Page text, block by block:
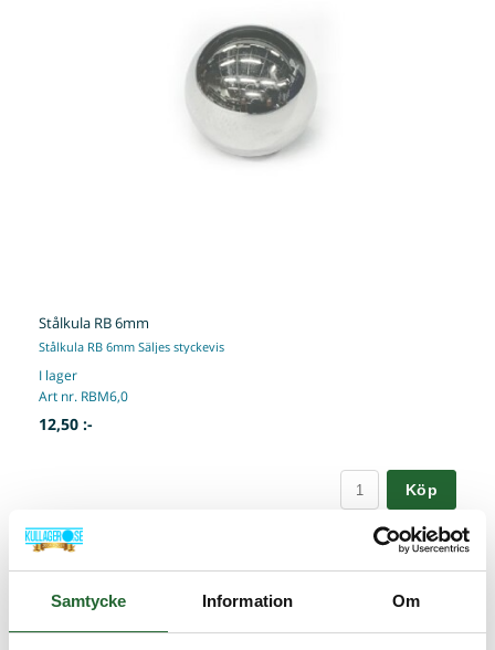
Samtycke Information Om
Stålkula RB 6mm
Stålkula RB 6mm Säljes styckevis
I lager
Art nr. RBM6,0
12,50 :-
Köp